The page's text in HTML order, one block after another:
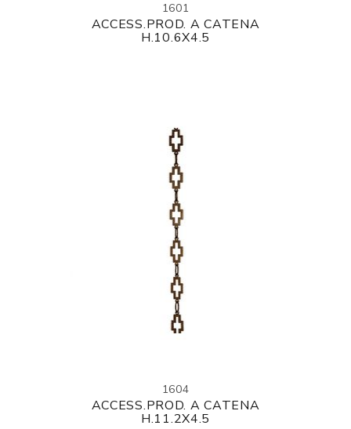
1601
ACCESS.PROD. A CATENA
H.10.6X4.5
1604
ACCESS.PROD. A CATENA
H.11.2X4.5